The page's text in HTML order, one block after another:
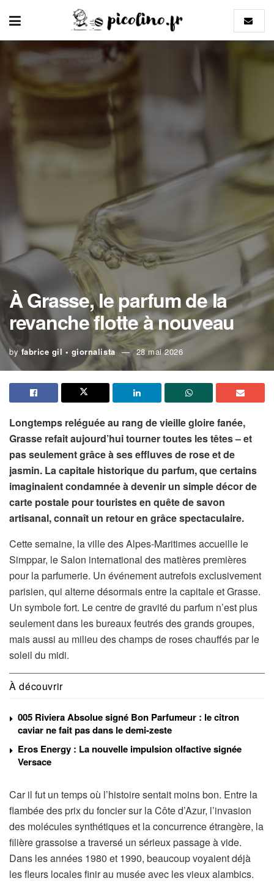
À Grasse, le parfum de la
revanche flotte à nouveau
by fabrice gil • giornalista 28 mai 2026
Longtemps reléguée au rang de vieille gloire fanée,
Grasse refait aujourd’hui tourner toutes les têtes – et
pas seulement grâce à ses effluves de rose et de
jasmin. La capitale historique du parfum, que certains
imaginaient condamnée à devenir un simple décor de
carte postale pour touristes en quête de savon
artisanal, connaît un retour en grâce spectaculaire.
Cette semaine, la ville des Alpes-Maritimes accueille le
Simppar, le Salon international des matières premières
pour la parfumerie. Un événement autrefois exclusivement
parisien, qui alterne désormais entre la capitale et Grasse.
Un symbole fort. Le centre de gravité du parfum n’est plus
seulement dans les bureaux feutrés des grands groupes,
mais aussi au milieu des champs de roses chauffés par le
soleil du midi.
À découvrir
005 Riviera Absolue signé Bon Parfumeur : le citron
caviar ne fait pas dans le demi-zeste
Eros Energy : La nouvelle impulsion olfactive signée
Versace
Car il fut un temps où l’histoire sentait moins bon. Entre la
flambée des prix du foncier sur la Côte d’Azur, l’invasion
des molécules synthétiques et la concurrence étrangère, la
filière grassoise a traversé un sérieux passage à vide.
Dans les années 1980 et 1990, beaucoup voyaient déjà
les fleurs locales finir au musée avec les vieux alambics.